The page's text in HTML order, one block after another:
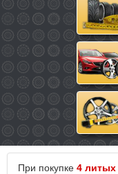
При покупке 4